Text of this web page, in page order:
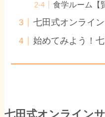
食学ルーム【
七田式オンライ
始めてみよう！
七田式オンライン